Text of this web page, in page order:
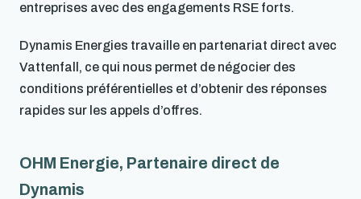
entreprises avec des engagements RSE forts.
Dynamis Energies travaille en partenariat direct avec
Vattenfall, ce qui nous permet de négocier des
conditions préférentielles et d’obtenir des réponses
rapides sur les appels d’offres.
OHM Energie, Partenaire direct de
Dynamis